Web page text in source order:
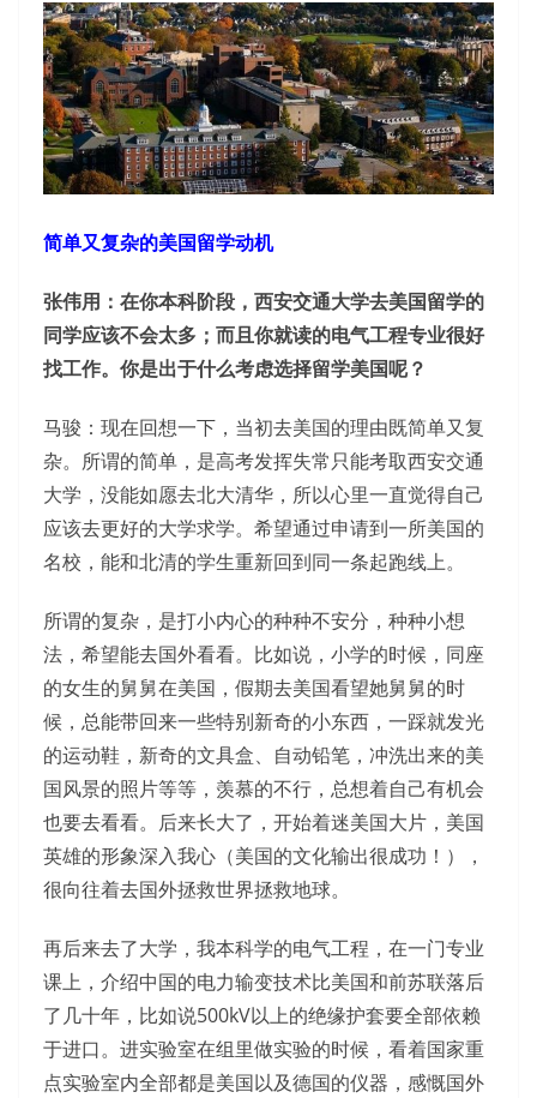
简单又复杂的美国留学动机
张伟用：在你本科阶段，西安交通大学去美国留学的
同学应该不会太多；而且你就读的电气工程专业很好
找工作。你是出于什么考虑选择留学美国呢？
马骏：现在回想一下，当初去美国的理由既简单又复
杂。所谓的简单，是高考发挥失常只能考取西安交通
大学，没能如愿去北大清华，所以心里一直觉得自己
应该去更好的大学求学。希望通过申请到一所美国的
名校，能和北清的学生重新回到同一条起跑线上。
所谓的复杂，是打小内心的种种不安分，种种小想
法，希望能去国外看看。比如说，小学的时候，同座
的女生的舅舅在美国，假期去美国看望她舅舅的时
候，总能带回来一些特别新奇的小东西，一踩就发光
的运动鞋，新奇的文具盒、自动铅笔，冲洗出来的美
国风景的照片等等，羡慕的不行，总想着自己有机会
也要去看看。后来长大了，开始着迷美国大片，美国
英雄的形象深入我心（美国的文化输出很成功！），
很向往着去国外拯救世界拯救地球。
再后来去了大学，我本科学的电气工程，在一门专业
课上，介绍中国的电力输变技术比美国和前苏联落后
了几十年，比如说500kV以上的绝缘护套要全部依赖
于进口。进实验室在组里做实验的时候，看着国家重
点实验室内全部都是美国以及德国的仪器，感慨国外